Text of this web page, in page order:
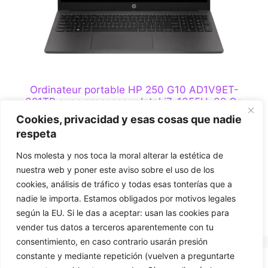
Cookies, privacidad y esas cosas que nadie
respeta
Nos molesta y nos toca la moral alterar la estética de
nuestra web y poner este aviso sobre el uso de los
cookies, análisis de tráfico y todas esas tonterías que a
nadie le importa. Estamos obligados por motivos legales
según la EU. Si le das a aceptar: usan las cookies para
vender tus datos a terceros aparentemente con tu
consentimiento, en caso contrario usarán presión
constante y mediante repetición (vuelven a preguntarte
Ordinateur portable HP 250 G10 AD1V9ET-
321TB avec processeur Intel i7-1355U, 32 Go
de mémoire vive et 1 To de stockage, sans
système d'exploitation
0
u
5
€ 1.059,00
Ajouter au panier